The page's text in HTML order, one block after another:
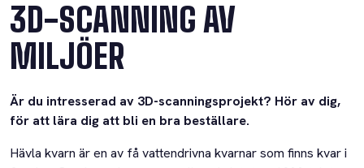
3D-SCANNING AV
MILJÖER
Är du intresserad av 3D-scanningsprojekt? Hör av dig,
för att lära dig att bli en bra beställare.
Hävla kvarn är en av få vattendrivna kvarnar som finns kvar i